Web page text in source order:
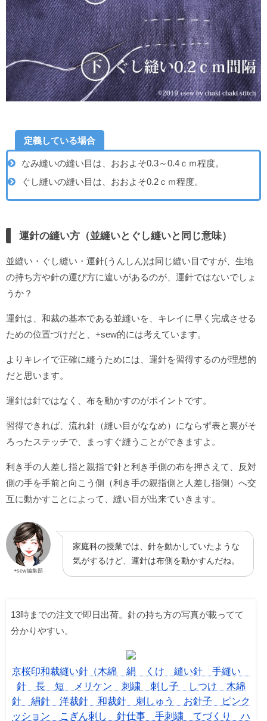
定義している場合
なみ縫いの縫い目は、おおよそ0.3～0.4ｃｍ程度。
ぐし縫いの縫い目は、おおよそ0.2ｃｍ程度。
運針の縫い方（並縫いとぐし縫いと同じ意味）
並縫い・ぐし縫い・運針(うんしん)は同じ縫い目ですが、生地
の持ち方や針の運び方に違いがあるのが、運針ではないでしょ
うか？
運針は、和裁の基本である並縫いを、キレイに早く完成させる
ための位置づけだと、+sew的には考えています。
よりキレイで正確に縫うためには、運針を習得するのが理想的
だと思います。
運針は針ではなく、布を動かすのがポイントです。
習得できれば、流れ針（縫い目がななめ）にならず表と裏がそ
ろったステッチで、まっすぐ縫うことができますよ。
利き手の人差し指と親指で針と利き手側の布を押さえて、反対
側の手を手前と向こう側（利き手の親指側と人差し指側）へ交
互に動かすことによって、縫い目が出来ていきます。
+sew編集部
家庭科の授業では、針を動かしていたような
気がするけど、運針は布側を動かすんだね。
13時までの注文で即日出荷。針の持ち方の写真が載ってて
分かりやすい。
京桜印和裁縫い針（木綿 絹 くけ 縫い針 手縫い
針 長 短 メリケン 刺繍 刺し子 しつけ 木綿
針 絹針 洋裁針 和裁針 刺しゅう お針子 ピンク
ッション こぎん刺し 針仕事 手刺繍 てづくり ハ